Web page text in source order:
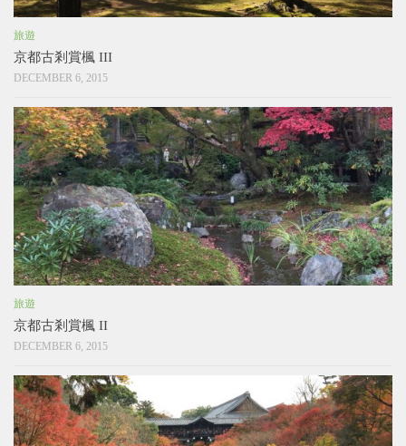
旅遊
京都古剎賞楓 III
DECEMBER 6, 2015
旅遊
京都古剎賞楓 II
DECEMBER 6, 2015